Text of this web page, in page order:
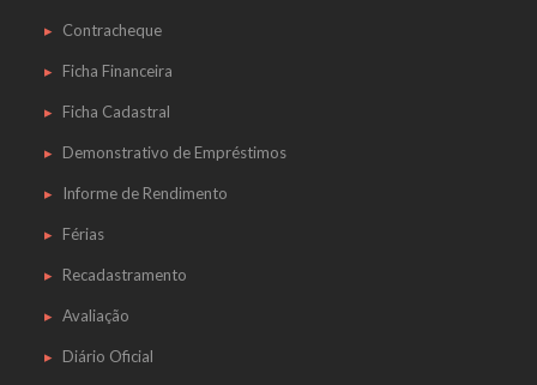
Contracheque
Ficha Financeira
Ficha Cadastral
Demonstrativo de Empréstimos
Informe de Rendimento
Férias
Recadastramento
Avaliação
Diário Oficial